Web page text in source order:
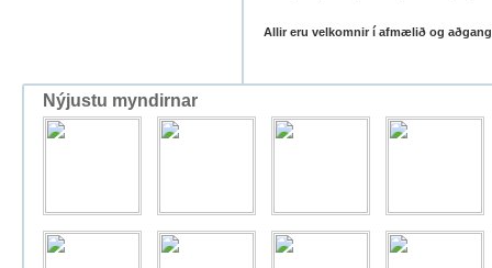
Allir eru velkomnir í afmælið og
Nýjustu myndirnar